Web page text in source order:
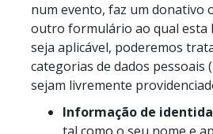
num evento, faz um donativo
outro formulário ao qual esta
seja aplicável, poderemos
categorias de dados pessoais
sejam livremente
Informação de